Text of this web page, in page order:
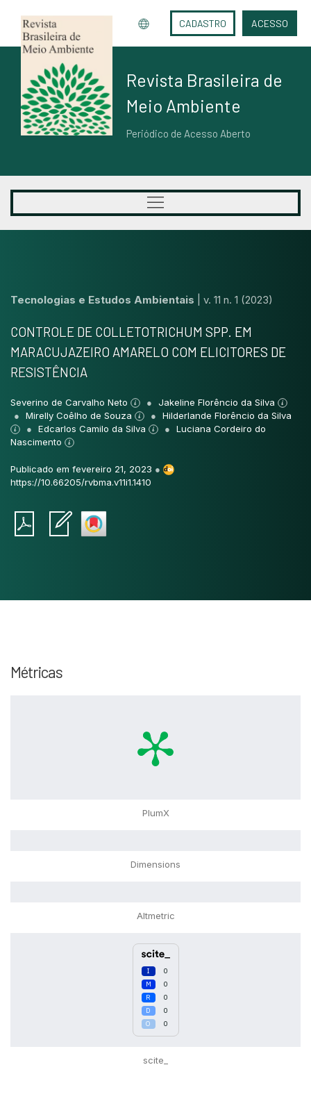
CADASTRO ACESSO
Revista Brasileira de
Meio Ambiente
Periódico de Acesso Aberto
Tecnologias e Estudos Ambientais v. 11 n. 1 (2023)
CONTROLE DE COLLETOTRICHUM SPP. EM
MARACUJAZEIRO AMARELO COM ELICITORES DE
RESISTÊNCIA
Severino de Carvalho Neto
Jakeline Florêncio da Silva
Mirelly Coêlho de Souza
Hilderlande Florêncio da Silva
Edcarlos Camilo da Silva
Luciana Cordeiro do
Nascimento
Publicado em fevereiro 21, 2023 ●
https://10.66205/rvbma.v11i1.1410
Métricas
PlumX
Dimensions
Altmetric
0
0
0
0
0
scite_